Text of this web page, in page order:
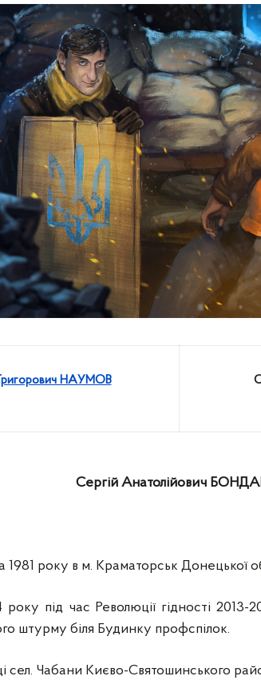
НАУМОВ
Сергій Анатолійович
року в м. Краматорськ Донецької
під час Революції гідності 2013-
штурму біля Будинку профспілок.
Чабани Києво-Святошинського